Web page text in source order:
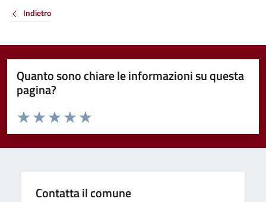
Indietro
Quanto sono chiare le informazioni su questa
pagina?
Valuta da 1 a 5 stelle la pagina
Valuta 5 stelle su 5
Valuta 4 stelle su 5
Valuta 3 stelle su 5
Valuta 2 stelle su 5
Valuta 1 stelle su 5
Contatta il comune